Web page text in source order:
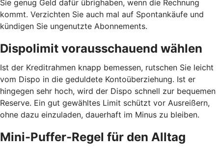
Sie genug Geld dafür übrighaben, wenn die Rechnung
kommt. Verzichten Sie auch mal auf Spontankäufe und
kündigen Sie ungenutzte Abonnements.
Dispolimit vorausschauend wählen
Ist der Kreditrahmen knapp bemessen, rutschen Sie leicht
vom Dispo in die geduldete Kontoüberziehung. Ist er
hingegen sehr hoch, wird der Dispo schnell zur bequemen
Reserve. Ein gut gewähltes Limit schützt vor Ausreißern,
ohne dazu einzuladen, dauerhaft im Minus zu bleiben.
Mini-Puffer-Regel für den Alltag